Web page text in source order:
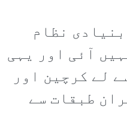
نظام
آئی اور یہی
لے کرچین اور
طبقات سے